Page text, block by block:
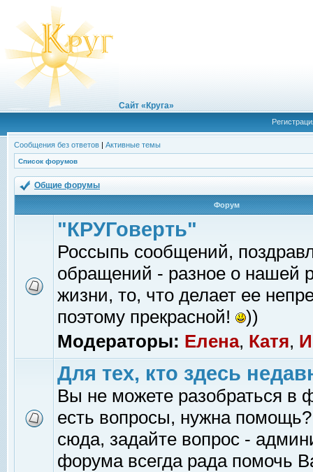
Сайт «Круга»
Сообщения без ответов | Активные темы
Список форумов
Общие форумы
Форум
"КРУГоверть"
Россыпь сообщений,
обращений - разное о нашей
жизни, то, что делает ее
поэтому прекрасной!
))
Модераторы: Елена, Катя,
Для тех, кто здесь
Вы не можете разобраться в
есть вопросы, нужна помощь?
сюда, задайте вопрос -
форума всегда рада помочь